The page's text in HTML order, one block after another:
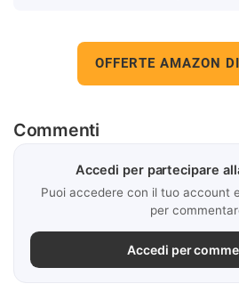
OFFERTE AMAZON
Commenti
Accedi per partecipare
Puoi accedere con il tuo account
per
Accedi per